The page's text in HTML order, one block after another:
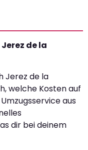
de la
Jerez de la
welche Kosten auf
aus
dir bei deinem